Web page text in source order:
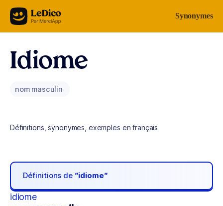
Aller au contenu Synonymes
Idiome
nom masculin
Définitions, synonymes, exemples en français
Définitions de “idiome“
idiome